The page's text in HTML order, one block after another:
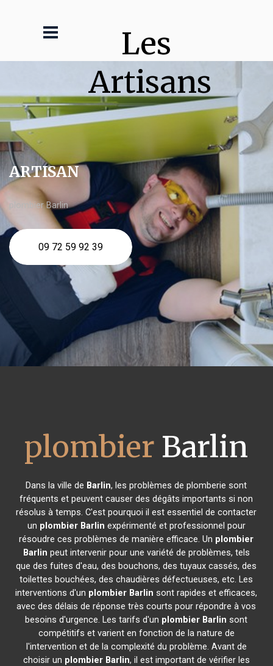
Les
Artisans
ARTISAN
plombier Barlin
09 72 59 92 39
plombier Barlin
Dans la ville de Barlin, les problèmes de plomberie sont
fréquents et peuvent causer des dégâts importants si non
résolus à temps. C'est pourquoi il est essentiel de contacter
un plombier Barlin expérimenté et professionnel pour
résoudre ces problèmes de manière efficace. Un plombier
Barlin peut intervenir pour une variété de problèmes, tels
que des fuites d'eau, des bouchons, des tuyaux cassés, des
toilettes bouchées, des chaudières défectueuses, etc. Les
interventions d'un plombier Barlin sont rapides et efficaces,
avec des délais de réponse très courts pour répondre à vos
besoins d'urgence. Les tarifs d'un plombier Barlin sont
compétitifs et varient en fonction de la nature de
l'intervention et de la complexité du problème. Avant de
choisir un plombier Barlin, il est important de vérifier les